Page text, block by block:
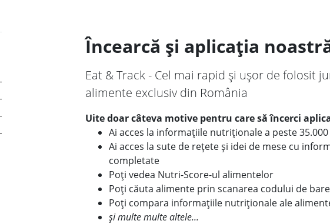
Încearcă și aplicația
Eat & Track - Cel mai rapid și ușor de folosit
alimente exclusiv din România
Uite doar câteva motive pentru care să încerci
Ai acces la informațiile nutriționale a peste
Ai acces la sute de rețete și idei de mese cu
completate
Poți vedea Nutri-Score-ul alimentelor
Poți căuta alimente prin scanarea codului de bare
Poți compara informațiile nutriționale ale
și multe multe altele...